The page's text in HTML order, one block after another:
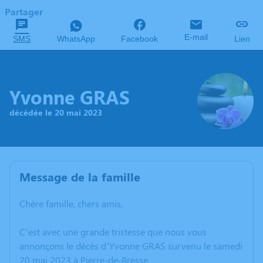
Partager
SMS WhatsApp Facebook E-mail Lien
Yvonne GRAS
décédée le 20 mai 2023
Message de la famille
Chère famille, chers amis,
C’est avec une grande tristesse que nous vous
annonçons le décès d’Yvonne GRAS survenu le samedi
20 mai 2023 à Pierre-de-Bresse.